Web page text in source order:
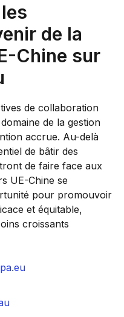
de la
Chine sur
de collaboration
de la gestion
accrue. Au-delà
de bâtir des
de faire face aux
UE-Chine se
pour promouvoir
et équitable,
croissants